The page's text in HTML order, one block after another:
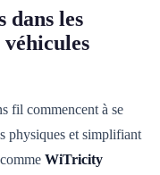
dans les
fil commencent à se
physiques et simplifiant
WiTricity